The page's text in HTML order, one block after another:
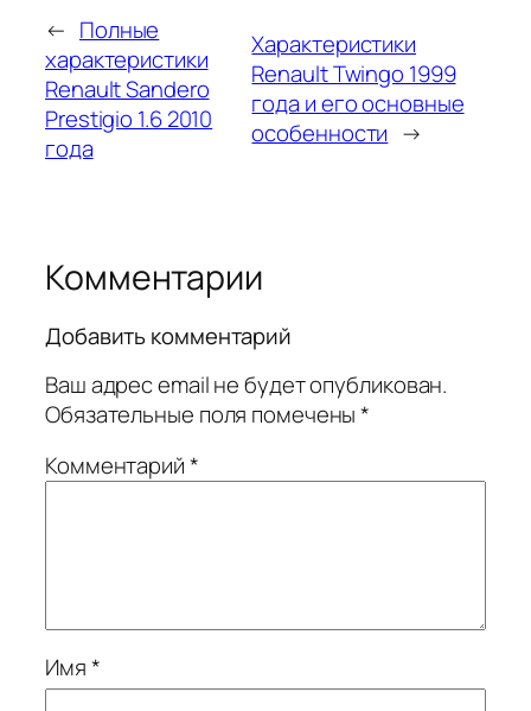
← Полные
характеристики
Renault Sandero
Prestigio 1.6 2010
года
Характеристики
Renault Twingo 1999
года и его основные
особенности →
Комментарии
Добавить комментарий
Ваш адрес email не будет опубликован.
Обязательные поля помечены*
Комментарий*
Имя*